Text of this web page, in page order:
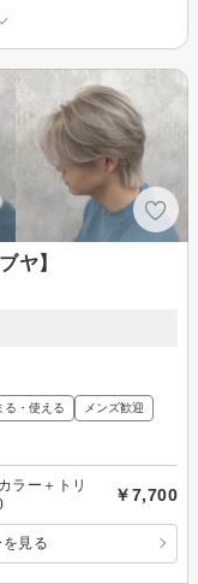
ヤ】
る・使える メンズ歓迎
ラー＋トリ
￥7,700
見る